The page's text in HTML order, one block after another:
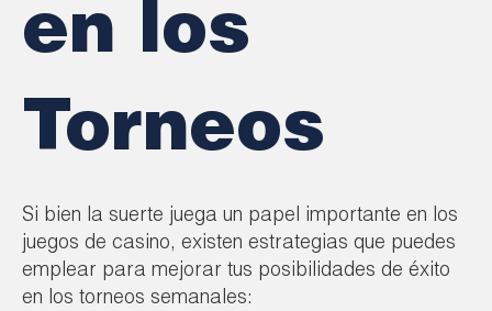
en los
Torneos
Si bien la suerte juega un papel importante en los
juegos de casino, existen estrategias que puedes
emplear para mejorar tus posibilidades de éxito
en los torneos semanales: